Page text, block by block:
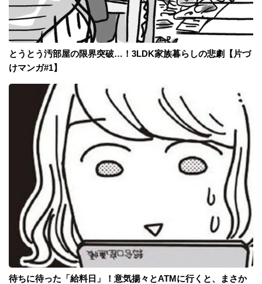
とうとう汚部屋の限界突破…！3LDK家族暮らしの悲劇【片づ
けマンガ#1】
待ちに待った「給料日」！意気揚々とATMに行くと、まさか